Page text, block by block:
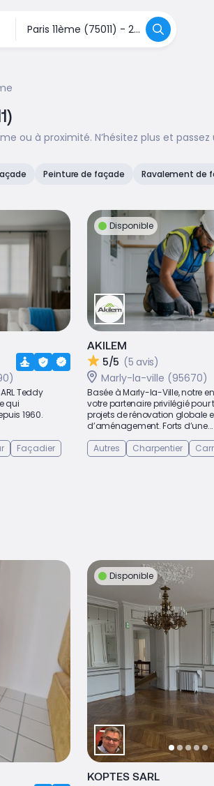
ou à proximité. N’hésitez plus et
Peinture de façade Ravalement de
Teddy
qui
1960.
Façadier
Disponible
AKILEM
5/5 (5 avis)
Marly-la-ville (95670)
Basée à Marly-la-Ville, notre
votre partenaire privilégié pour
projets de rénovation globale
d’aménagement. Forts d’une...
Autres
Charpentier
Disponible
KOPTES SARL